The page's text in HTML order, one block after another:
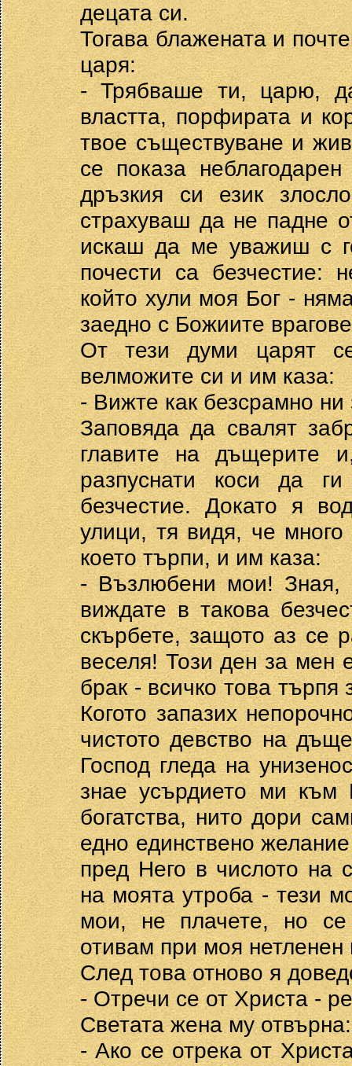
децата си.
Тогава блажената и
царя:
- Трябваше ти, царю,
властта, порфирата и
твое съществуване и
се показа
дръзкия си език
страхуваш да не падне
искаш да ме уважиш с
почести са безчестие:
който хули моя Бог -
заедно с Божиите
От тези думи царят
велможите си и им каза:
- Вижте как безсрамно
Заповяда да свалят
главите на дъщерите
разпуснати коси да
безчестие. Докато я
улици, тя видя, че
което търпи, и им каза:
- Възлюбени мои!
виждате в такова
скърбете, защото аз се
веселя! Този ден за мен
брак - всичко това
Когото запазих
чистото девство на
Господ гледа на
знае усърдието ми към
богатства, нито дори
едно единствено
пред Него в числото на
на моята утроба - тези
мои, не плачете, но
отивам при моя
След това отново я
- Отречи се от Христа -
Светата жена му отвърна:
- Ако се отрека от